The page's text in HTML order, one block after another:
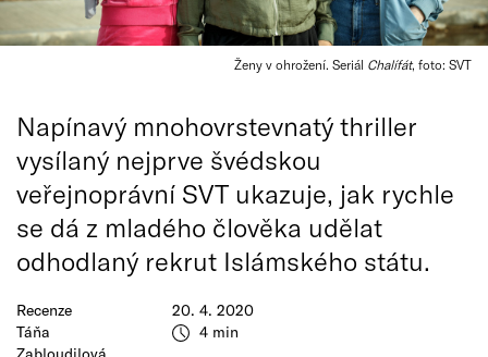
Ženy v ohrožení. Seriál Chalífát, foto: SVT
Recenze
Táňa
20. 4. 2020
4 min
Napínavý mnohovrstevnatý thriller
vysílaný nejprve švédskou
veřejnoprávní SVT ukazuje, jak rychle
se dá z mladého člověka udělat
odhodlaný rekrut Islámského státu.